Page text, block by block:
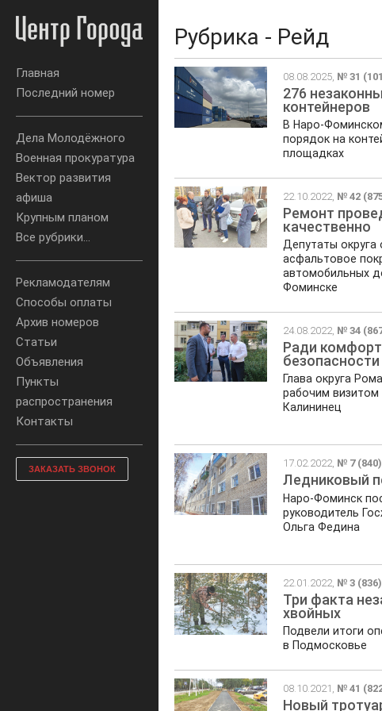
Главная
Последний номер
Дела Молодёжного
Военная прокуратура
Вектор развития
афиша
Крупным планом
Все рубрики...
Рекламодателям
Способы оплаты
Архив номеров
Статьи
Объявления
Пункты
распространения
Контакты
ЗАКАЗАТЬ ЗВОНОК
Рубрика - Рейд
08.08.2025, № 31
276
контейнеров
В Наро-
порядок на
площадках
22.10.2022, № 42
Ремонт
качественно
Депутаты
асфальтовое
автомобильных
Фоминске
24.08.2022, № 34
Ради
Глава округа
рабочим визитом
Калининец
17.02.2022, № 7 (840)
Ледниковый
Наро-Фоминск
руководитель
Ольга Федина
22.01.2022, № 3 (836)
Три факта
хвойных
Подвели итоги
в Подмосковье
08.10.2021, № 41
Новый